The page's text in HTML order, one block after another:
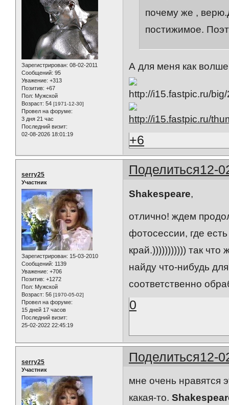
Зарегистрирован: 08-02-2011
Сообщений: 95
Уважение: +313
Позитив: +67
Пол: Мужской
Возраст: 54 [1971-12-30]
Провел на форуме:
3 дня 21 час
Последний визит:
02-08-2026 18:01:19
почему же ,
постижимое.
А для меня как
+6
Поделиться12-
serry25
Участник
Зарегистрирован: 15-03-2010
Сообщений: 1139
Уважение: +706
Позитив: +1272
Пол: Мужской
Возраст: 56 [1970-05-02]
Провел на форуме:
15 дней 17 часов
Последний визит:
25-02-2022 22:45:19
Shakespeare,
отлично! ждем
фотосессии, где
край.))))))))))) так
найду что-нибудь
соответственно
0
Поделиться12-
serry25
Участник
мне очень нравятся
какая-то.